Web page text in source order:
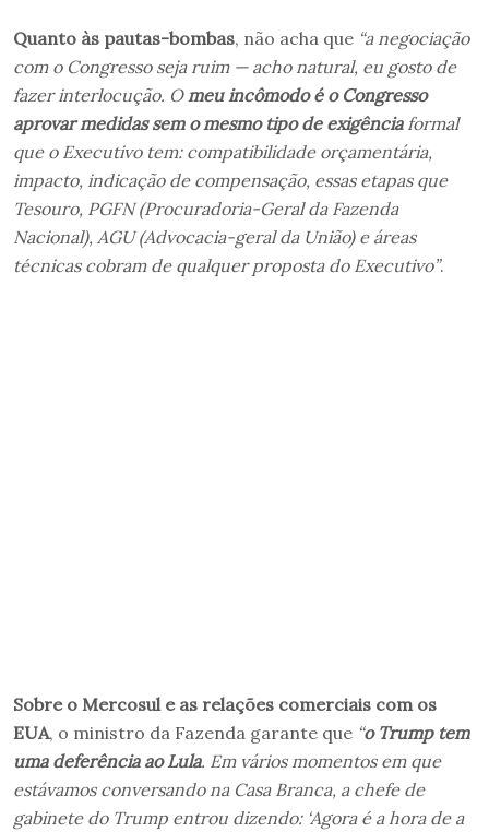
Quanto às pautas-bombas, não acha que “a negociação
com o Congresso seja ruim — acho natural, eu gosto de
fazer interlocução. O meu incômodo é o Congresso
aprovar medidas sem o mesmo tipo de exigênciaformal
que o Executivo tem: compatibilidade orçamentária,
impacto, indicação de compensação, essas etapas que
Tesouro, PGFN (Procuradoria-Geral da Fazenda
Nacional), AGU (Advocacia-geral da União) e áreas
técnicas cobram de qualquer proposta do Executivo”.
Sobre o Mercosul e as relações comerciais com os
EUA, o ministro da Fazenda garante que “o Trump tem
uma deferência ao Lula. Em vários momentos em que
estávamos conversando na Casa Branca, a chefe de
gabinete do Trump entrou dizendo: ‘Agora é a hora de a